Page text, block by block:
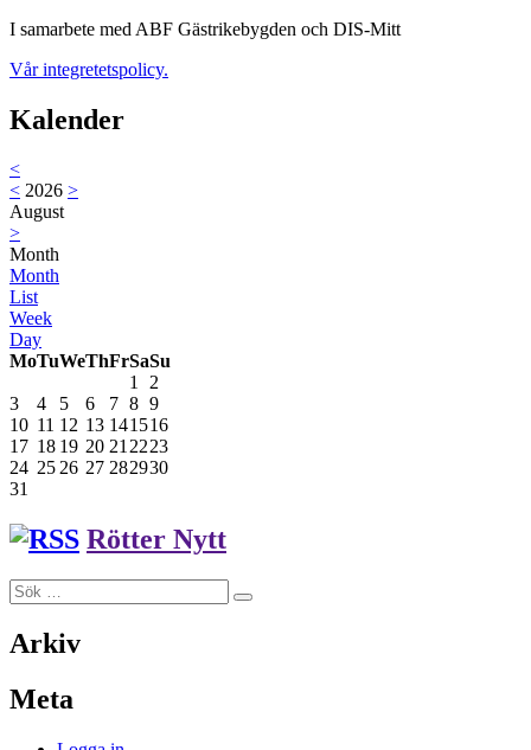
I samarbete med ABF Gästrikebygden och DIS-Mitt
Vår integretetspolicy.
Kalender
<
< 2026 >
August
>
Month
Month
List
Week
Day
MoTuWeThFrSaSu
1 2
3
4 5 6 7 8 9
10 11 12 13 141516
17 18 19 20 212223
24 2526 27 282930
31
Rötter Nytt
Sök
efter:
Sök
Arkiv
Meta